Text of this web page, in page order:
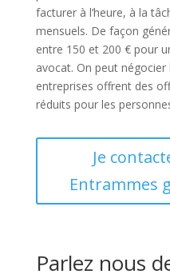
facturer à l’heure, à la
mensuels. De façon
entre 150 et 200 € pour
avocat. On peut
entreprises offrent des
réduits pour les
Je
Entrammes
Parlez nous